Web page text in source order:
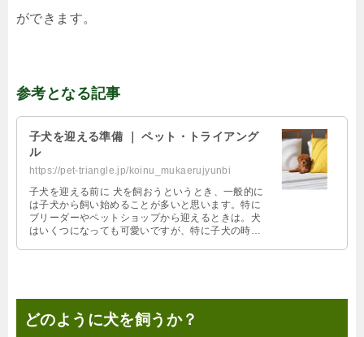
ができます。
参考となる記事
子犬を迎える準備 ｜ ペット・トライアング
ル
https://pet-triangle.jp/koinu_mukaerujyunbi
子犬を迎える前に 犬を飼おうというとき、一般的に
は子犬から飼い始めることが多いと思います。特に
ブリーダーやペットショップから迎えるときは。犬
はいくつになっても可愛いですが、特に子犬の時お
どのように犬を飼うか？